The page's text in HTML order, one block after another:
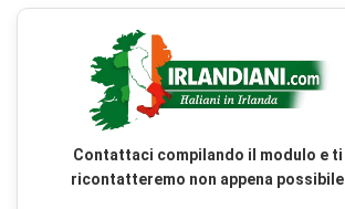
Contattaci compilando il modulo e ti
ricontatteremo non appena possibile